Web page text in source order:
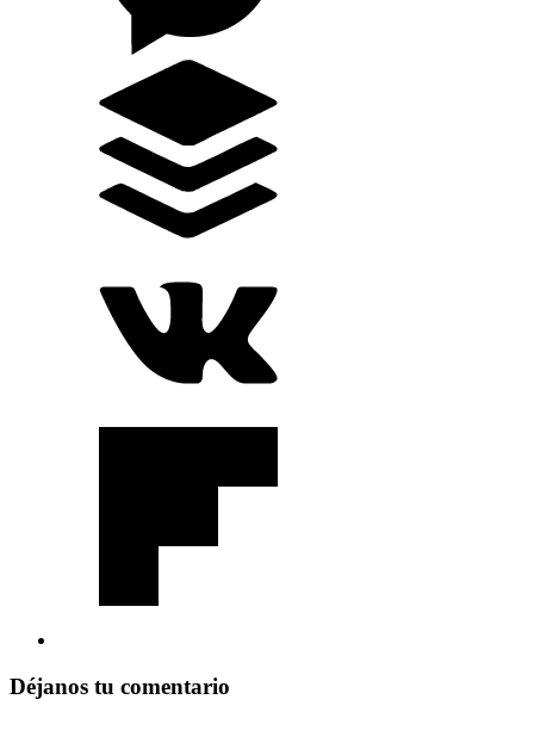
Déjanos tu comentario